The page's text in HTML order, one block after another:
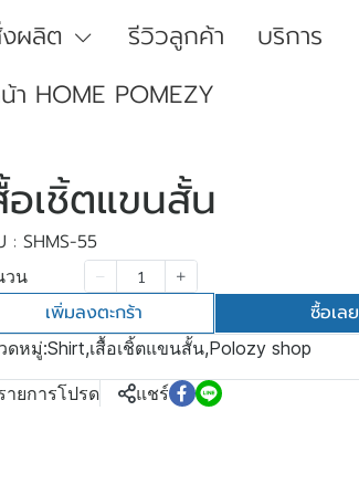
ผลิต รีวิวลูกค้า
บริการ
า HOME POMEZY
อเชิ้ตแขนสั้น
: SHMS-55
วน
เพิ่มลงตะกร้า ซื้อเลย
ดหมู่:Shirt,เสื้อเชิ้ตแขนสั้น,Polozy shop
ายการโปรด แชร์